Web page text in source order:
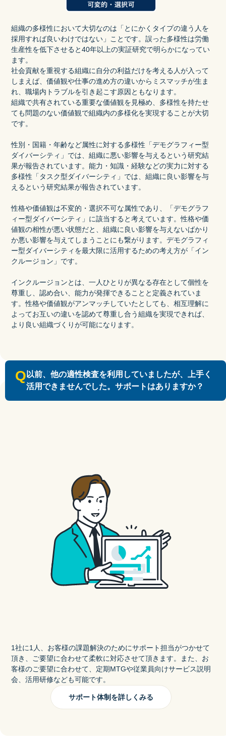
組織の多様性において大切なのは「とにかくタイプの違う人を
採用すれば良いわけではない」ことです。誤った多様性は労働
生産性を低下させると40年以上の実証研究で明らかになってい
ます。
社会貢献を重視する組織に自分の利益だけを考える人が入って
しまえば、価値観や仕事の進め方の違いからミスマッチが生ま
れ、職場内トラブルを引き起こす原因ともなります。
組織で共有されている重要な価値観を見極め、多様性を持たせ
ても問題のない価値観で組織内の多様化を実現することが大切
です。
性別・国籍・年齢など属性に対する多様性「デモグラフィー型
ダイバーシティ」では、組織に悪い影響を与えるという研究結
果が報告されています。能力・知識・経験などの実力に対する
多様性「タスク型ダイバーシティ」では、組織に良い影響を与
えるという研究結果が報告されています。
性格や価値観は不変的・選択不可な属性であり、「デモグラフ
ィー型ダイバーシティ」に該当すると考えています。性格や価
値観の相性が悪い状態だと、組織に良い影響を与えないばかり
か悪い影響を与えてしまうことにも繋がります。デモグラフィ
ー型ダイバーシティを最大限に活用するための考え方が「イン
クルージョン」です。
インクルージョンとは、一人ひとりが異なる存在として個性を
尊重し、認め合い、能力が発揮できることと定義されていま
す。性格や価値観がアンマッチしていたとしても、相互理解に
よってお互いの違いを認めて尊重し合う組織を実現できれば、
より良い組織づくりが可能になります。
Q 以前、他の適性検査を利用していましたが、上手く
活用できませんでした。サポートはありますか？
1社に1人、お客様の課題解決のためにサポート担当がつかせて
頂き、ご要望に合わせて柔軟に対応させて頂きます。また、お
客様のご要望に合わせて、定期MTGや従業員向けサービス説明
会、活用研修なども可能です。
サポート体制を詳しくみる